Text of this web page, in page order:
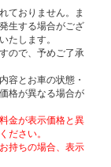
ておりません。ま
生する場合がござ
たします。
ので、予めご了承
容とお車の状態・
格が異なる場合が
金が表示価格と異
ださい。
持ちの場合、表示